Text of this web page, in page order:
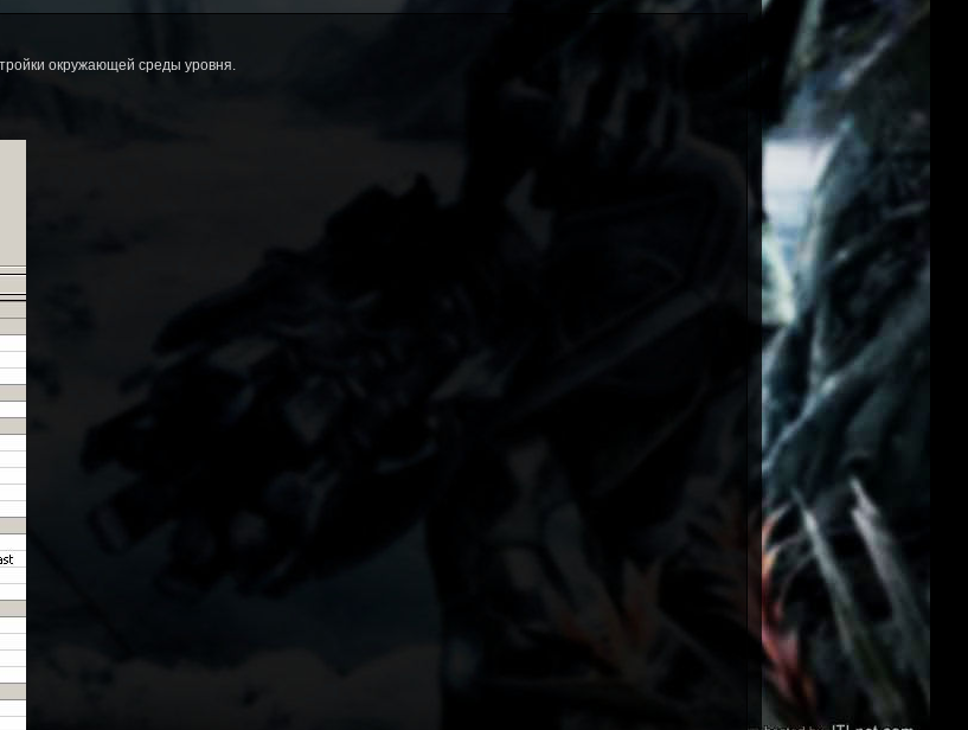
окружающей среды уровня.